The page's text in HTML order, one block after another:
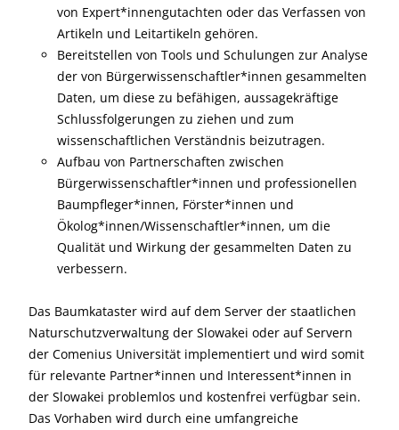
von Expert*innengutachten oder das Verfassen von
Artikeln und Leitartikeln gehören.
Bereitstellen von Tools und Schulungen zur Analyse
der von Bürgerwissenschaftler*innen gesammelten
Daten, um diese zu befähigen, aussagekräftige
Schlussfolgerungen zu ziehen und zum
wissenschaftlichen Verständnis beizutragen.
Aufbau von Partnerschaften zwischen
Bürgerwissenschaftler*innen und professionellen
Baumpfleger*innen, Förster*innen und
Ökolog*innen/Wissenschaftler*innen, um die
Qualität und Wirkung der gesammelten Daten zu
verbessern.
Das Baumkataster wird auf dem Server der staatlichen
Naturschutzverwaltung der Slowakei oder auf Servern
der Comenius Universität implementiert und wird somit
für relevante Partner*innen und Interessent*innen in
der Slowakei problemlos und kostenfrei verfügbar sein.
Das Vorhaben wird durch eine umfangreiche